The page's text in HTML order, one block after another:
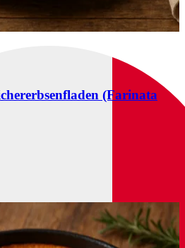
(Farinata